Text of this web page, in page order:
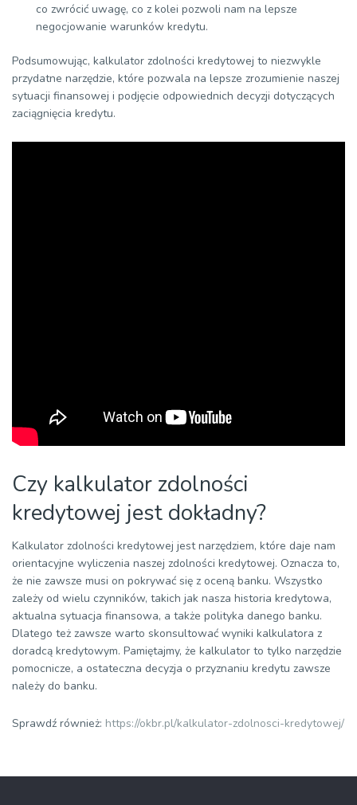
co zwrócić uwagę, co z kolei pozwoli nam na lepsze
negocjowanie warunków kredytu.
Podsumowując, kalkulator zdolności kredytowej to niezwykle
przydatne narzędzie, które pozwala na lepsze zrozumienie naszej
sytuacji finansowej i podjęcie odpowiednich decyzji dotyczących
zaciągnięcia kredytu.
Czy kalkulator zdolności
kredytowej jest dokładny?
Kalkulator zdolności kredytowej jest narzędziem, które daje nam
orientacyjne wyliczenia naszej zdolności kredytowej. Oznacza to,
że nie zawsze musi on pokrywać się z oceną banku. Wszystko
zależy od wielu czynników, takich jak nasza historia kredytowa,
aktualna sytuacja finansowa, a także polityka danego banku.
Dlatego też zawsze warto skonsultować wyniki kalkulatora z
doradcą kredytowym. Pamiętajmy, że kalkulator to tylko narzędzie
pomocnicze, a ostateczna decyzja o przyznaniu kredytu zawsze
należy do banku.
Sprawdź również: https://okbr.pl/kalkulator-zdolnosci-kredytowej/